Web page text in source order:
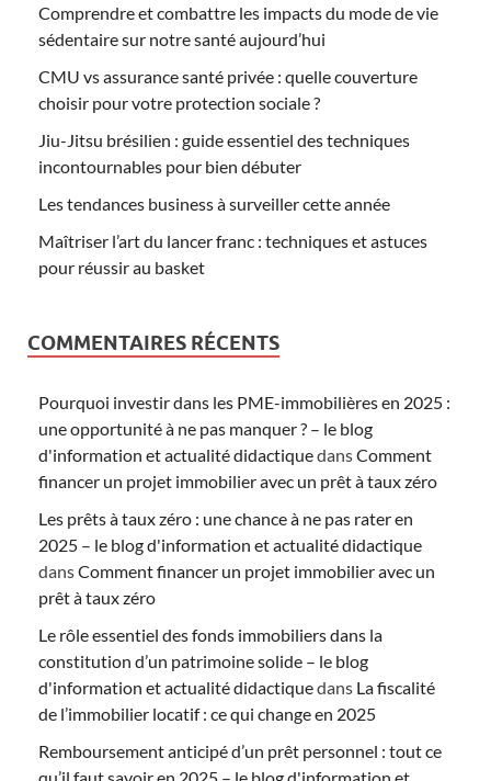
Comprendre et combattre les impacts du mode de vie
sédentaire sur notre santé aujourd’hui
CMU vs assurance santé privée : quelle couverture
choisir pour votre protection sociale ?
Jiu-Jitsu brésilien : guide essentiel des techniques
incontournables pour bien débuter
Les tendances business à surveiller cette année
Maîtriser l’art du lancer franc : techniques et astuces
pour réussir au basket
COMMENTAIRES RÉCENTS
Pourquoi investir dans les PME-immobilières en 2025 :
une opportunité à ne pas manquer ? – le blog
d'information et actualité didactiquedansComment
financer un projet immobilier avec un prêt à taux zéro
Les prêts à taux zéro : une chance à ne pas rater en
2025 – le blog d'information et actualité didactique
dansComment financer un projet immobilier avec un
prêt à taux zéro
Le rôle essentiel des fonds immobiliers dans la
constitution d’un patrimoine solide – le blog
d'information et actualité didactiquedans La fiscalité
de l’immobilier locatif : ce qui change en 2025
Remboursement anticipé d’un prêt personnel : tout ce